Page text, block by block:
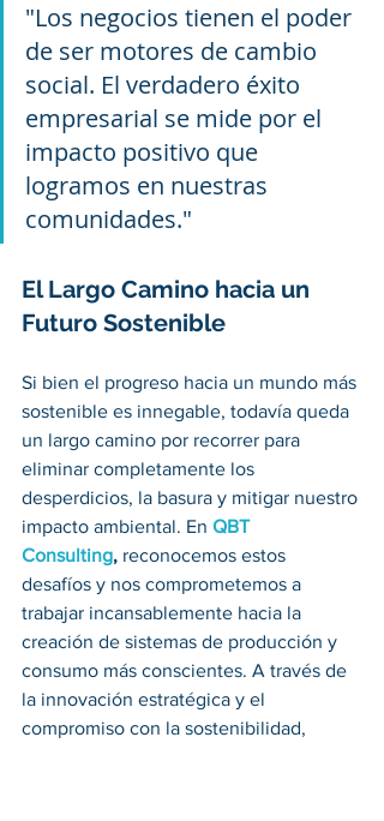
"Los negocios tienen el poder
de ser motores de cambio
social. El verdadero éxito
empresarial se mide por el
impacto positivo que
logramos en nuestras
comunidades."
El Largo Camino hacia un
Futuro Sostenible
Si bien el progreso hacia un mundo más
sostenible es innegable, todavía queda
un largo camino por recorrer para
eliminar completamente los
desperdicios, la basura y mitigar nuestro
impacto ambiental. En QBT
Consulting, reconocemos estos
desafíos y nos comprometemos a
trabajar incansablemente hacia la
creación de sistemas de producción y
consumo más conscientes. A través de
la innovación estratégica y el
compromiso con la sostenibilidad,